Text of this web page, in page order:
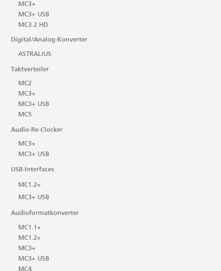
MC3+
MC3+ USB
MC3.2 HD
Digital/Analog-Konverter
ASTRALIUS
Taktverteiler
MC2
MC3+
MC3+ USB
MC5
Audio-Re-Clocker
MC3+
MC3+ USB
USB-Interfaces
MC1.2+
MC3+ USB
Audioformatkonverter
MC1.1+
MC1.2+
MC3+
MC3+ USB
MC4